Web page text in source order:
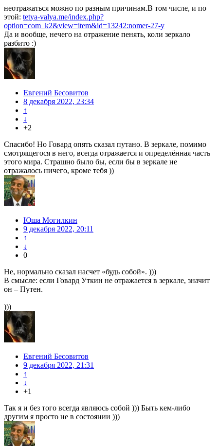
неотражаться можно по разным причинам.В том числе, и по
этой: tetya-valya.me/index.php?
option=com_k2&view=item&id=13242:nomer-27-y
Да и вообще, нечего на отражение пенять, коли зеркало
разбито :)
Евгений Бесовитов
8 декабря 2022, 23:34
↑
↓
+2
Спасибо! Но Говард опять сказал путано. В зеркале, помимо
смотрящегося в него, всегда отражается и определённая часть
этого мира. Страшно было бы, если бы в зеркале не
отражалось ничего, кроме тебя ))
Юша Могилкин
9 декабря 2022, 20:11
↑
↓
0
Не, нормально сказал насчет «будь собой». )))
В смысле: если Говард Уткин не отражается в зеркале, значит
он – Путен.
)))
Евгений Бесовитов
9 декабря 2022, 21:31
↑
↓
+1
Так я и без того всегда являюсь собой ))) Быть кем-либо
другим я просто не в состоянии )))